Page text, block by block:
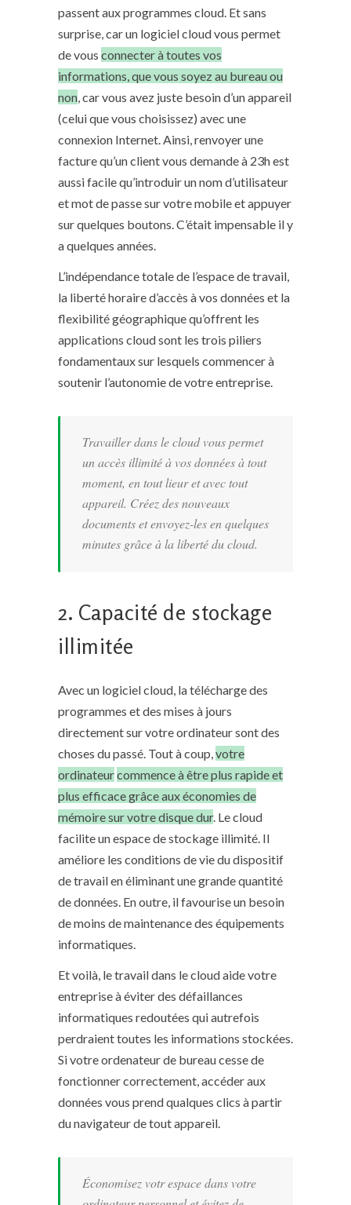
passent aux programmes cloud. Et sans
surprise, car un logiciel cloud vous permet
de vous connecter à toutes vos
informations, que vous soyez au bureau ou
non, car vous avez juste besoin d’un appareil
(celui que vous choisissez) avec une
connexion Internet. Ainsi, renvoyer une
facture qu’un client vous demande à 23h est
aussi facile qu’introduir un nom d’utilisateur
et mot de passe sur votre mobileet appuyer
sur quelques boutons. C’était impensable il y
a quelques années.
L’indépendance totale de l’espace de travail,
la liberté horaire d’accès à vos données et la
flexibilité géographique qu’offrent les
applications cloud sont les trois piliers
fondamentaux sur lesquels commencer à
soutenir l’autonomie de votre entreprise.
Travailler dans le cloud vous permet
un accès illimité à vos données à tout
moment, en tout lieur et avec tout
appareil. Créez des nouveaux
documents et envoyez-les en quelques
minutes grâce à la liberté du cloud.
2. Capacité de stockage
illimitée
Avec un logiciel cloud, la télécharge des
programmes et des mises à jours
directement sur votre ordinateur sont des
choses du passé. Tout à coup,votre
ordinateurcommence à être plus rapide et
plus efficace grâce aux économies de
mémoire sur votre disque dur. Le cloud
facilite un espace de stockage illimité. Il
améliore les conditions de vie du dispositif
de travail en éliminant une grande quantité
de données. En outre, il favourise un besoin
de moins de maintenance des équipements
informatiques.
Et voilà, le travail dans le cloud aide votre
entreprise à éviter des défaillances
informatiques redoutées qui autrefois
perdraient toutes les informations stockées.
Si votre ordenateur de bureau cesse de
fonctionner correctement, accéder aux
données vous prend qualques clics à partir
du navigateur de tout appareil.
Économisez votr espace dans votre